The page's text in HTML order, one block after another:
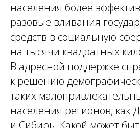
населения более
разовые вливания
средств в социальную
на тысячи квадратных
В адресной поддержке
к решению
таких
населения регионов, как
и Сибирь. Какой может